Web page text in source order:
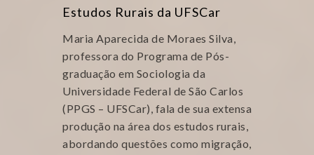
Estudos Rurais da UFSCar
Maria Aparecida de Moraes Silva,
professora do Programa de Pós-
graduação em Sociologia da
Universidade Federal de São Carlos
(PPGS – UFSCar), fala de sua extensa
produção na área dos estudos rurais,
abordando questões como migração,